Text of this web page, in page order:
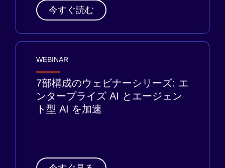
今すぐ読む
WEBINAR
7部構成のウェビナーシリーズ: エ
ンタープライズ AI とエージェン
ト型 AI を加速